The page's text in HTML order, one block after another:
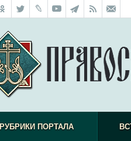
РУБРИКИ ПОРТАЛА